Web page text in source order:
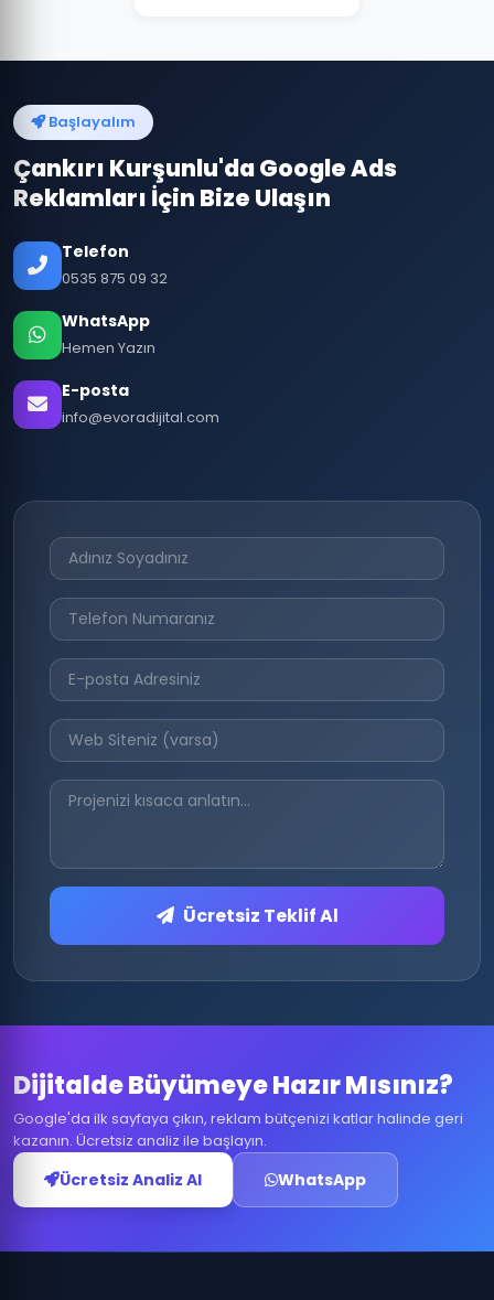
Başlayalım
Çankırı Kurşunlu'da Google Ads
Reklamları İçin Bize Ulaşın
Telefon
0535 875 09 32
WhatsApp
Hemen Yazın
E-posta
info@evoradijital.com
Ücretsiz Teklif Al
Dijitalde Büyümeye Hazır Mısınız?
Google'da ilk sayfaya çıkın, reklam bütçenizi katlar halinde geri
kazanın. Ücretsiz analiz ile başlayın.
Ücretsiz Analiz Al WhatsApp